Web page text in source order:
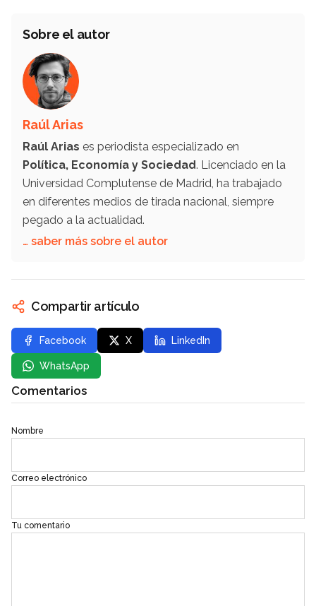
Sobre el autor
Raúl Arias
Raúl Arias es periodista especializado en
Política, Economía y Sociedad. Licenciado en la
Universidad Complutense de Madrid, ha trabajado
en diferentes medios de tirada nacional, siempre
pegado a la actualidad.
… saber más sobre el autor
Compartir artículo
Facebook X LinkedIn
WhatsApp
Comentarios
Nombre
Correo electrónico
Tu comentario